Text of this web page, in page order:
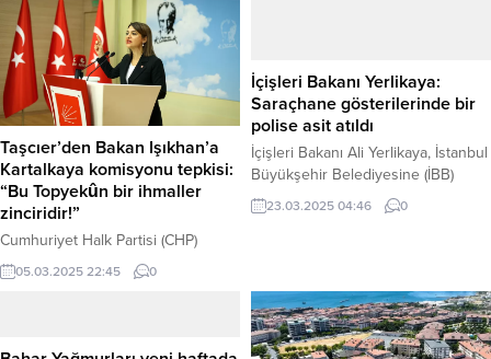
olurken, on iki aylık ortalamalara
göre artış yüzde 32,64 olarak
gerçekleşti....
Taşcıer’den Bakan Işıkhan’a
Kartalkaya komisyonu tepkisi:
“Bu Topyekûn bir ihmaller
zinciridir!”
Cumhuriyet Halk Partisi (CHP)
Genel Başkan Yardımcısı Gamze
Taşcıer, Çalışma ve Sosyal Güvenlik
araştırmak üzere kurulan Meclis
05.03.2025 22:45 0
İçişleri Bakanı Yerlikaya:
Saraçhane gösterilerinde bir
polise asit atıldı
İçişleri Bakanı Ali Yerlikaya, İstanbul
Büyükşehir Belediyesine (İBB)
yönelik başlatılan soruşturmalarla
ilgili olarak bu gece Saraçhane’de
hesabından yaptığı paylaşımda, asit
saldırısına uğrayan polis
memurunun üniformasının
23.03.2025 04:46 0